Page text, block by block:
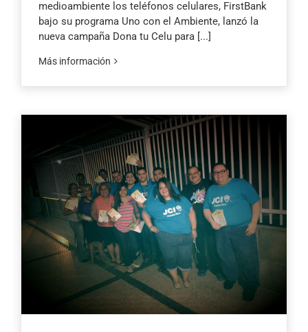
medioambiente los teléfonos celulares, FirstBank
bajo su programa Uno con el Ambiente, lanzó la
nueva campaña Dona tu Celu para [...]
Más información